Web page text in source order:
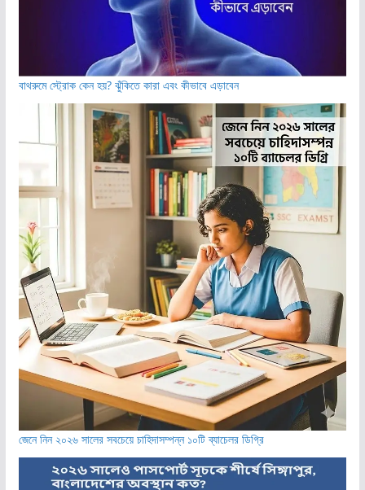
বাথরুমে স্ট্রোক কেন হয়? ঝুঁকিতে কারা এবং কীভাবে এড়াবেন
জেনে নিন ২০২৬ সালের সবচেয়ে চাহিদাসম্পন্ন ১০টি ব্যাচেলর ডিগ্রি